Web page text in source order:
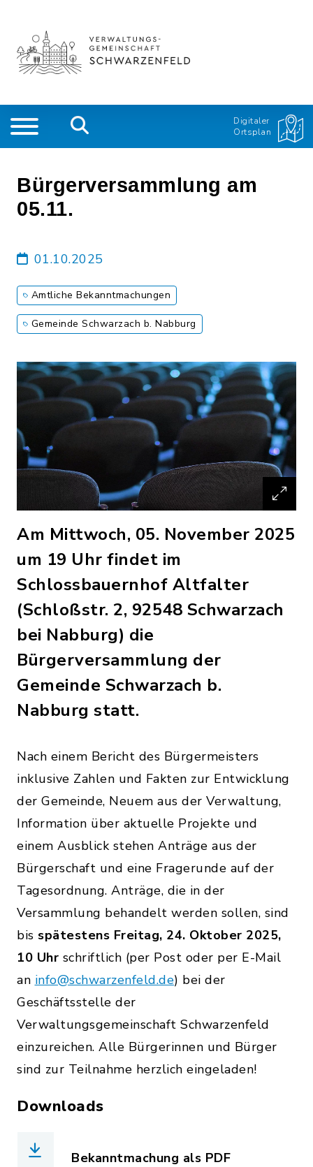
Digitaler
Ortsplan
Bürgerversammlung am
05.11.
01.10.2025
Amtliche Bekanntmachungen
Gemeinde Schwarzach b. Nabburg
Am Mittwoch, 05. November 2025
um 19 Uhr findet im
Schlossbauernhof Altfalter
(Schloßstr. 2, 92548 Schwarzach
bei Nabburg) die
Bürgerversammlung der
Gemeinde Schwarzach b.
Nabburg statt.
Nach einem Bericht des Bürgermeisters
inklusive Zahlen und Fakten zur Entwicklung
der Gemeinde, Neuem aus der Verwaltung,
Information über aktuelle Projekte und
einem Ausblick stehen Anträge aus der
Bürgerschaft und eine Fragerunde auf der
Tagesordnung. Anträge, die in der
Versammlung behandelt werden sollen, sind
bis spätestens Freitag, 24. Oktober 2025,
10 Uhr schriftlich (per Post oder per E-Mail
an info@schwarzenfeld.de) bei der
Geschäftsstelle der
Verwaltungsgemeinschaft Schwarzenfeld
einzureichen. Alle Bürgerinnen und Bürger
sind zur Teilnahme herzlich eingeladen!
Downloads
Bekanntmachung als PDF